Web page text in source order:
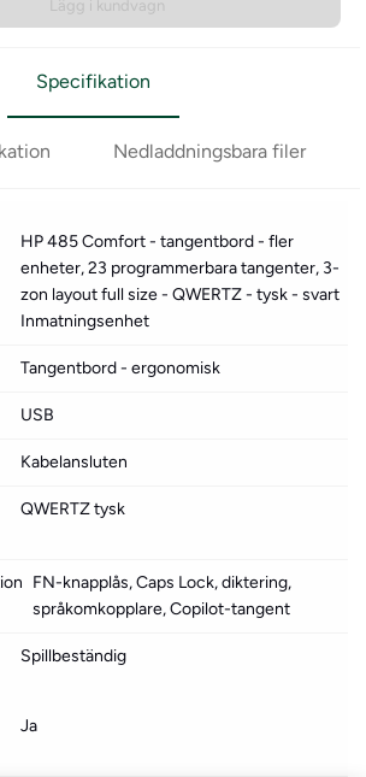
Lägg i kundvagn
Specifikation
Nedladdningsbara filer
HP 485 Comfort - tangentbord - fler
enheter, 23 programmerbara tangenter, 3-
zon layout full size - QWERTZ - tysk - svart
Inmatningsenhet
Tangentbord - ergonomisk
USB
Kabelansluten
QWERTZ tysk
FN-knapplås, Caps Lock, diktering,
språkomkopplare, Copilot-tangent
Spillbeständig
Ja